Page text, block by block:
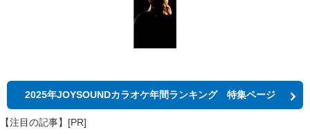
2025年JOYSOUNDカラオケ年間ランキング 特集ページ
【注目の記事】[PR]